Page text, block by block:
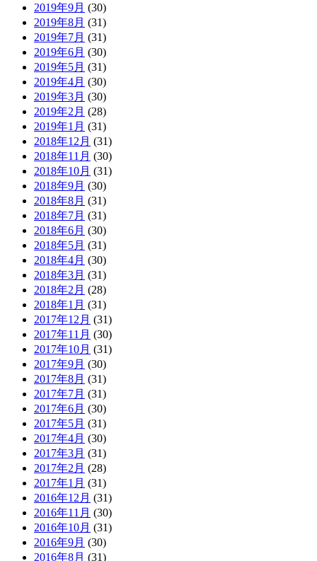
2019年9月 (30)
2019年8月 (31)
2019年7月 (31)
2019年6月 (30)
2019年5月 (31)
2019年4月 (30)
2019年3月 (30)
2019年2月 (28)
2019年1月 (31)
2018年12月 (31)
2018年11月 (30)
2018年10月 (31)
2018年9月 (30)
2018年8月 (31)
2018年7月 (31)
2018年6月 (30)
2018年5月 (31)
2018年4月 (30)
2018年3月 (31)
2018年2月 (28)
2018年1月 (31)
2017年12月 (31)
2017年11月 (30)
2017年10月 (31)
2017年9月 (30)
2017年8月 (31)
2017年7月 (31)
2017年6月 (30)
2017年5月 (31)
2017年4月 (30)
2017年3月 (31)
2017年2月 (28)
2017年1月 (31)
2016年12月 (31)
2016年11月 (30)
2016年10月 (31)
2016年9月 (30)
2016年8月 (31)